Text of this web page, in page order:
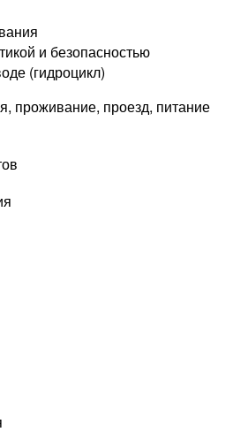
и безопасностью
(гидроцикл)
проживание, проезд, питание